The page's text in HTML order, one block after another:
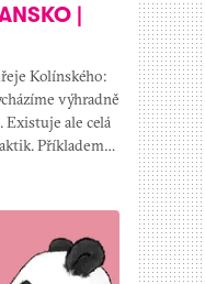
|
Kolínského:
výhradně
Existuje ale celá
Příkladem…